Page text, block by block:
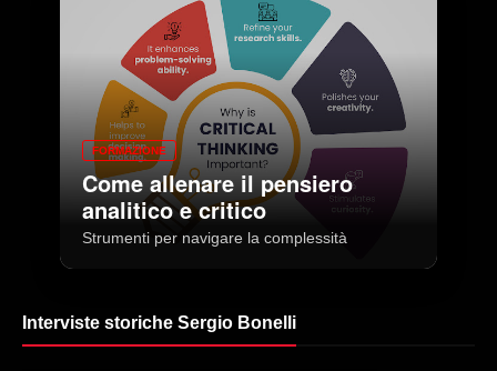
FORMAZIONE
Come allenare il pensiero
analitico e critico
Strumenti per navigare la complessità
Interviste storiche Sergio Bonelli